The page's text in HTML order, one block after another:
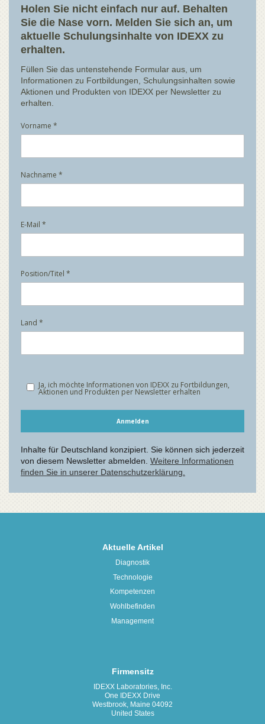
Holen Sie nicht einfach nur auf. Behalten
Sie die Nase vorn. Melden Sie sich an, um
aktuelle Schulungsinhalte von IDEXX zu
erhalten.
Aktuelle Artikel
Diagnostik
Technologie
Kompetenzen
Wohlbefinden
Management
Firmensitz
IDEXX Laboratories, Inc.
One IDEXX Drive
Westbrook, Maine 04092
United States